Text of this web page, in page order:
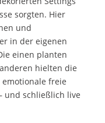
sorgten. Hier
und
in der eigenen
einen planten
hielten die
freie
und schließlich live